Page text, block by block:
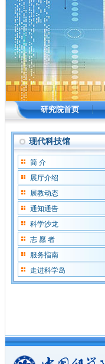
研究院首页
现代科技馆
简 介
展厅介绍
展教动态
通知通告
科学沙龙
志 愿 者
服务指南
走进科学岛